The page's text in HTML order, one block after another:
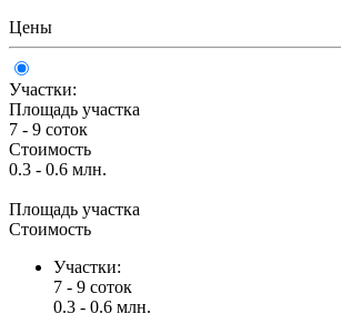
Цены
Участки:
Площадь участка
7 - 9 соток
Стоимость
0.3 - 0.6 млн.
Площадь участка
Стоимость
Участки:
7 - 9 соток
0.3 - 0.6 млн.